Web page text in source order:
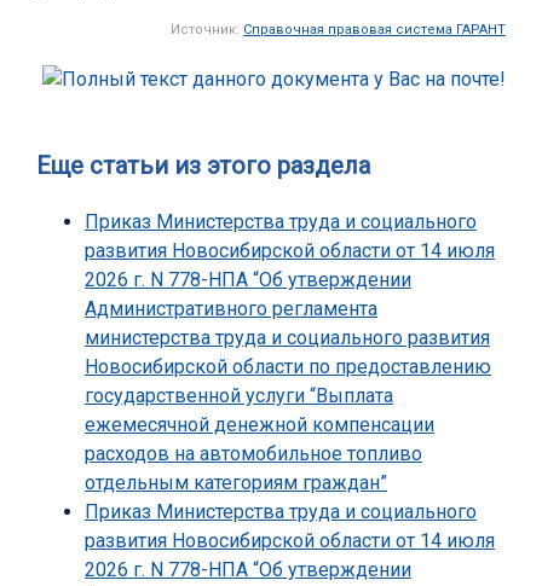
Источник: Справочная правовая система ГАРАНТ
Еще статьи из этого раздела
Приказ Министерства труда и социального
развития Новосибирской области от 14 июля
2026 г. N 778-НПА “Об утверждении
Административного регламента
министерства труда и социального развития
Новосибирской области по предоставлению
государственной услуги “Выплата
ежемесячной денежной компенсации
расходов на автомобильное топливо
отдельным категориям граждан”
Приказ Министерства труда и социального
развития Новосибирской области от 14 июля
2026 г. N 778-НПА “Об утверждении